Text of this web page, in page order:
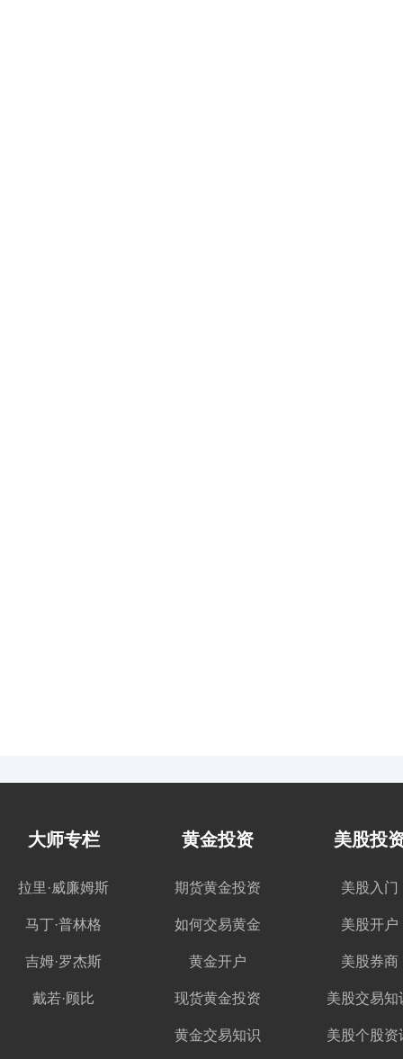
大师专栏
拉里·威廉姆斯
马丁·普林格
吉姆·罗杰斯
戴若·顾比
黄金投资
期货黄金投资
如何交易黄金
黄金开户
现货黄金投资
黄金交易知识
美股投
美股入门
美股开户
美股券商
美股交易知
美股个股资